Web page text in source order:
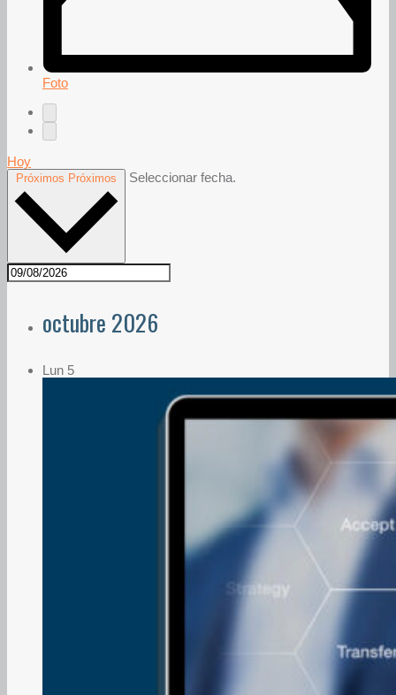
Foto
Hoy
Próximos Próximos Seleccionar fecha.
octubre 2026
Lun 5